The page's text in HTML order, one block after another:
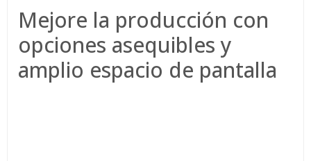
Mejore la producción con
opciones asequibles y
amplio espacio de pantalla